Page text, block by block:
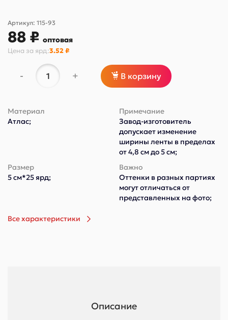
Артикул: 115-93
88 ₽ оптовая
Цена за ярд:3.52 ₽
- + В корзину
Материал
Атлас;
Примечание
Завод-изготовитель
допускает изменение
ширины ленты в пределах
от 4,8 см до 5 см;
Размер
5 см*25 ярд;
Важно
Оттенки в разных партиях
могут отличаться от
представленных на фото;
Все характеристики
Описание